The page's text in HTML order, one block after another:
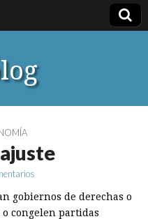
gobiernos de derechas o
congelen partidas